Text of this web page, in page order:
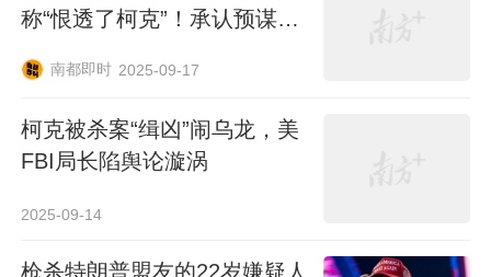
称“恨透了柯克”！承认预谋超
南都即时 2025-09-17
柯克被杀案“缉凶”闹乌龙，美
FBI局长陷舆论漩涡
2025-09-14
枪杀特朗普盟友的22岁嫌疑人